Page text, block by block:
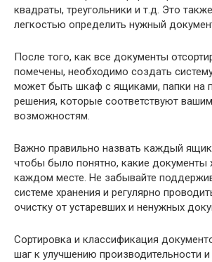
квадраты, треугольники и т.д. Это
легкостью определить нужный
После того, как все документы
помечены, необходимо создать
может быть шкаф с ящиками, папки на
решения, которые соответствуют
возможностям.
Важно правильно назвать каждый
чтобы было понятно, какие документы
каждом месте. Не забывайте
системе хранения и регулярно
очистку от устаревших и ненужных
Сортировка и классификация
шаг к улучшению производительности и